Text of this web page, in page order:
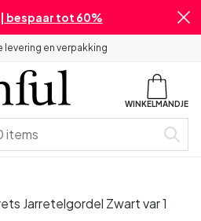
| bespaar tot 60%
levering en verpakking
WINKELMANDJE